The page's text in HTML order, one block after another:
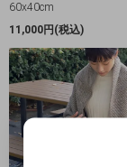
60x40cm
11,000円(税込)